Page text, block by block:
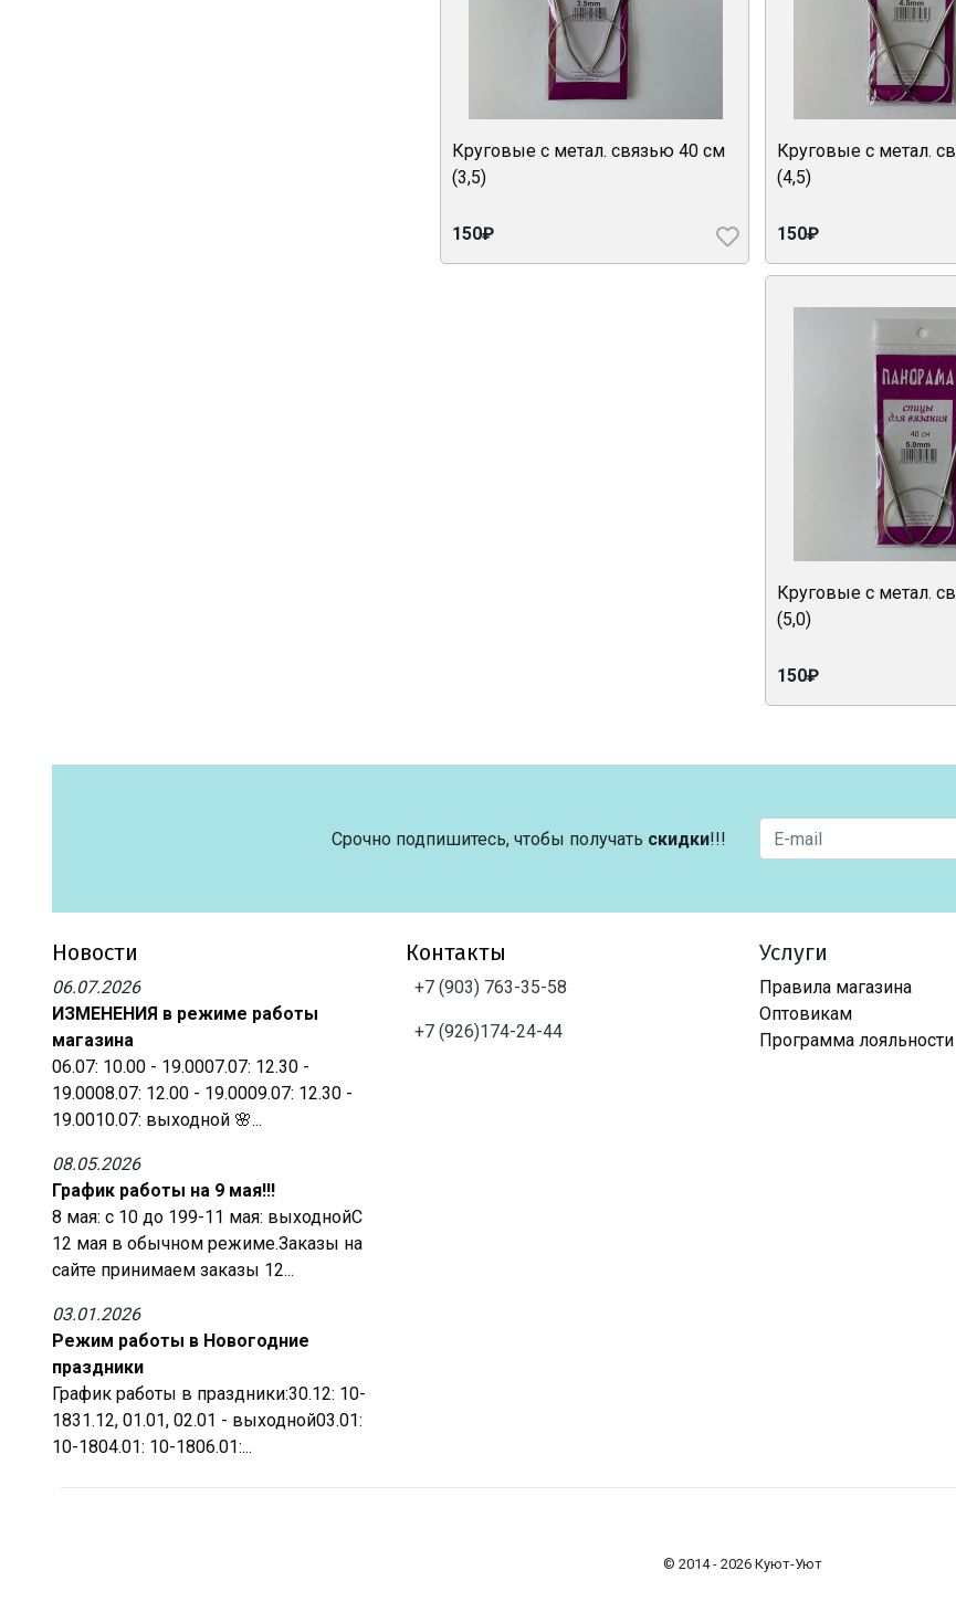
Круговые с метал. связью 40 см
(3,5)
150₽
Круговые с метал.
(4,5)
150₽
Круговые с метал.
(5,0)
150₽
Срочно подпишитесь, чтобы получать скидки!!!
Новости
06.07.2026
ИЗМЕНЕНИЯ в режиме работы
магазина
06.07: 10.00 - 19.0007.07: 12.30 -
19.0008.07: 12.00 - 19.0009.07: 12.30 -
19.0010.07: выходной 🌸...
08.05.2026
График работы на 9 мая!!!
8 мая: с 10 до 199-11 мая: выходнойС
12 мая в обычном режиме.Заказы на
сайте принимаем заказы 12...
03.01.2026
Режим работы в Новогодние
праздники
График работы в праздники:30.12: 10-
1831.12, 01.01, 02.01 - выходной03.01:
10-1804.01: 10-1806.01:...
Контакты
+7 (903) 763-35-58
+7 (926)174-24-44
Услуги
Правила магазина
Оптовикам
Программа лояльности
© 2014 - 2026 Куют-Уют